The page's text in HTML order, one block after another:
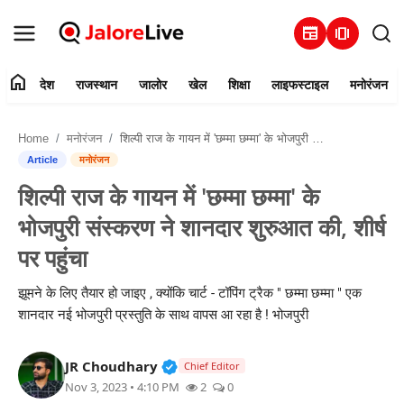
newspaper amp_stories
संपर्क करें
देश
राजस्थान
जालोर
शिक्षा
home देश राजस्थान जालोर खेल शिक्षा लाइफस्टाइल मनोरंजन
Home मनोरंजन शिल्पी राज के गायन में 'छम्मा छम्मा' के भोजपुरी संस्करण ने शानदार शुरुआत की, शीर्ष पर पहुंचा
Article मनोरंजन
शिल्पी राज के गायन में 'छम्मा छम्मा' के
भोजपुरी संस्करण ने शानदार शुरुआत की, शीर्ष
पर पहुंचा
झूमने के लिए तैयार हो जाइए , क्योंकि चार्ट - टॉपिंग ट्रैक " छम्मा छम्मा " एक
शानदार नई भोजपुरी प्रस्तुति के साथ वापस आ रहा है ! भोजपुरी
JR Choudhary Verified Public Figure • 30 Mar,
Chief Editor
Nov 3, 2023 • 4:10 PM 2 0